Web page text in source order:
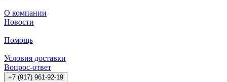
О компании
Новости
Помощь
Условия доставки
Вопрос-ответ
+7 (917) 961-92-19